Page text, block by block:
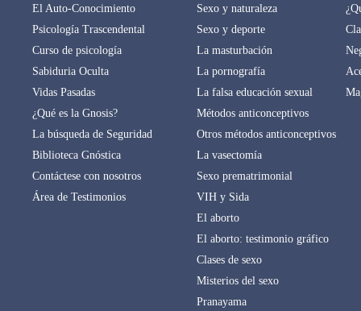
El Auto-Conocimiento
Psicología Trascendental
Curso de psicología
Sabiduria Oculta
Vidas Pasadas
¿Qué es la Gnosis?
La búsqueda de Seguridad
Biblioteca Gnóstica
Contáctese con nosotros
Área de Testimonios
Sexo y naturaleza
Sexo y deporte
La masturbación
La pornografía
La falsa educación sexual
Métodos anticonceptivos
Otros métodos anticonceptivos
La vasectomía
Sexo prematrimonial
VIH y Sida
El aborto
El aborto: testimonio gráfico
Clases de sexo
Misterios del sexo
Pranayama